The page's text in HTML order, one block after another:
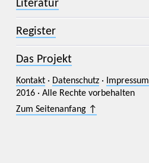
Literatur
Register
Das Projekt
Kontakt· Datenschutz· Impressum
2016 · Alle Rechte vorbehalten
Zum Seitenanfang ↑